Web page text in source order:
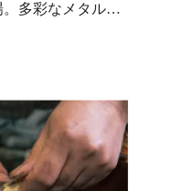
多彩なメタルの